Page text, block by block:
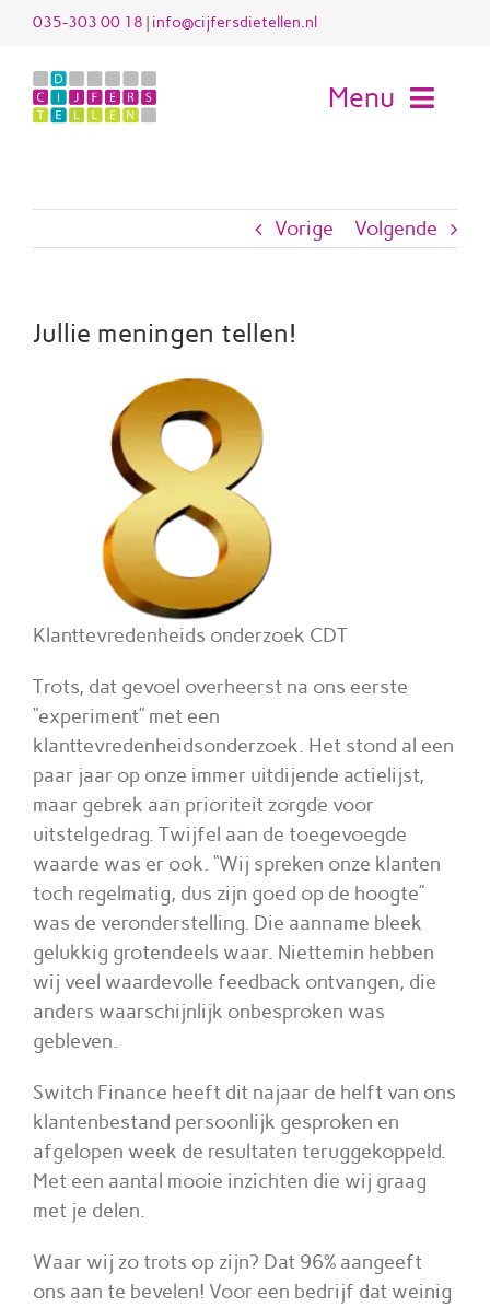
inhoud
035-303 00 18 | info@cijfersdietellen.nl
Menu
Vorige Volgende
Jullie meningen tellen!
Klanttevredenheids onderzoek CDT
Trots, dat gevoel overheerst na ons eerste
“experiment” met een
klanttevredenheidsonderzoek. Het stond al een
paar jaar op onze immer uitdijende actielijst,
maar gebrek aan prioriteit zorgde voor
uitstelgedrag. Twijfel aan de toegevoegde
waarde was er ook. “Wij spreken onze klanten
toch regelmatig, dus zijn goed op de hoogte”
was de veronderstelling. Die aanname bleek
gelukkig grotendeels waar. Niettemin hebben
wij veel waardevolle feedback ontvangen, die
anders waarschijnlijk onbesproken was
gebleven.
Switch Finance heeft dit najaar de helft van ons
klantenbestand persoonlijk gesproken en
afgelopen week de resultaten teruggekoppeld.
Met een aantal mooie inzichten die wij graag
met je delen.
Waar wij zo trots op zijn? Dat 96% aangeeft
ons aan te bevelen! Voor een bedrijf dat weinig